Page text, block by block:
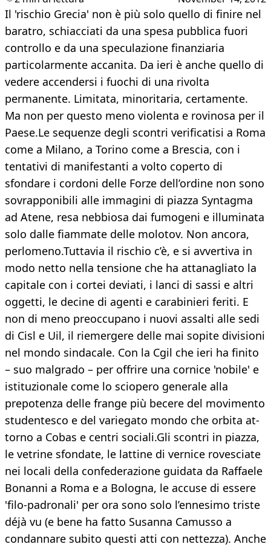
Il 'rischio Grecia' non è più solo quello di finire nel
baratro, schiacciati da una spe­sa pubblica fuori
controllo e da una specu­lazione finanziaria
particolarmente acca­nita. Da ieri è anche quello di
vedere ac­cendersi i fuochi di una rivolta
permanen­te. Limitata, minoritaria, certamente.
Ma non per questo meno violenta e rovinosa per il
Paese.Le sequenze degli scontri verificatisi a Roma
come a Milano, a Torino come a Brescia, con i
tentativi di manifestanti a volto coperto di
sfondare i cordoni delle Forze dell’ordine non sono
sovrapponibili alle immagini di piazza Syntagma
ad Atene, resa nebbiosa dai fu­mogeni e illuminata
solo dalle fiammate del­le molotov. Non ancora,
perlomeno.Tutta­via il rischio c’è, e si avvertiva in
modo netto nella tensione che ha attanagliato la
capita­le con i cortei deviati, i lanci di sassi e altri
og­getti, le decine di agenti e carabinieri feriti. E
non di meno preoccupano i nuovi assalti al­le sedi
di Cisl e Uil, il riemergere delle mai so­pite divisioni
nel mondo sindacale. Con la C­gil che ieri ha finito
– suo malgrado – per of­frire una cornice 'nobile' e
istituzionale co­me lo sciopero generale alla
prepotenza del­le frange più becere del movimento
studen­tesco e del variegato mondo che orbita at­
torno a Cobas e centri sociali.Gli scontri in piazza,
le vetrine sfondate, le lattine di ver­nice rovesciate
nei locali della confederazio­ne guidata da Raffaele
Bonanni a Roma e a Bologna, le accuse di essere
'filo-padronali' per ora sono solo l’ennesimo triste
déjà vu (e bene ha fatto Susanna Camusso a
condan­nare subito questi atti con nettezza). Anche